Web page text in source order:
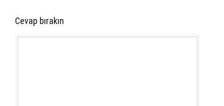
Cevap bırakın